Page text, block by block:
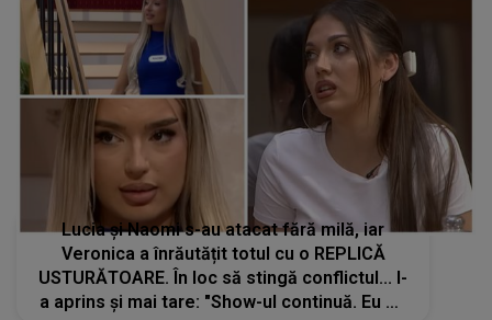
Lucia și Naomi s-au atacat fără milă, iar
Veronica a înrăutățit totul cu o REPLICĂ
USTURĂTOARE. În loc să stingă conflictul... l-
a aprins și mai tare: "Show-ul continuă. Eu m-